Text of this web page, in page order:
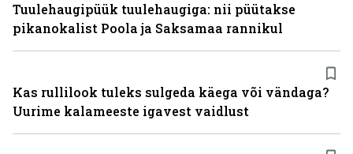
Tuulehaugipüük tuulehaugiga: nii püütakse
pikanokalist Poola ja Saksamaa rannikul
Kas rullilook tuleks sulgeda käega või vändaga?
Uurime kalameeste igavest vaidlust